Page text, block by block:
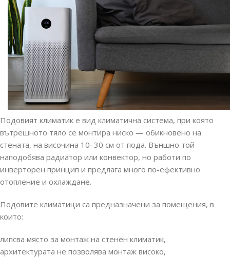
Подовият климатик е вид климатична система, при която
вътрешното тяло се монтира ниско — обикновено на
стената, на височина 10–30 см от пода. Външно той
наподобява радиатор или конвектор, но работи по
инверторен принцип и предлага много по-ефективно
отопление и охлаждане.
Подовите климатици са предназначени за помещения, в
които:
липсва място за монтаж на стенен климатик,
архитектурата не позволява монтаж високо,